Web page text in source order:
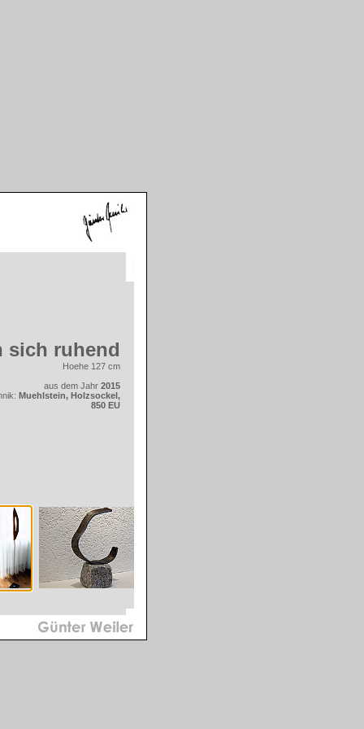
sich ruhend
Hoehe 127 cm
aus dem Jahr 2015
Muehlstein, Holzsockel,
850 EU